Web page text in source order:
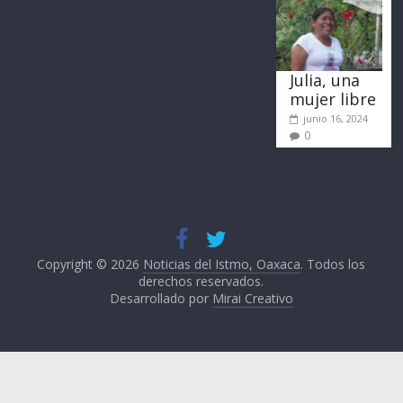
Julia, una
mujer libre
junio 16, 2024
0
Copyright © 2026 Noticias del Istmo, Oaxaca. Todos los
derechos reservados.
Desarrollado por Mirai Creativo